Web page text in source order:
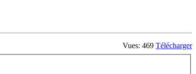
Vues: 469 Télécharger